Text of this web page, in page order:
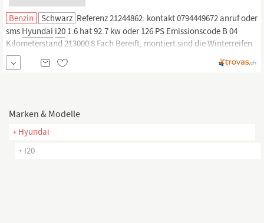
Benzin Schwarz Referenz 21244862: kontakt 0794449672 anruf oder
sms Hyundai i20 1.6 hat 92.7 kw oder 126 PS Emissionscode B 04
Kilometerstand 213000 8 Fach Bereift, montiert sind die Winterreifen
auf originale Alufelgen Sehr Sparsam. Fahrzeug fährt sich sportlich
die H+R Federn sind eingetragen, die Felgen mit sommerpneu auch.
Marken & Modelle
+ Hyundai
+ I20